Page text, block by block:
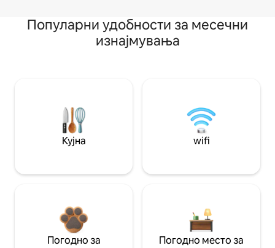
Популарни удобности за месечни
изнајмувања
Кујна wifi
Погодно за
Погодно место за